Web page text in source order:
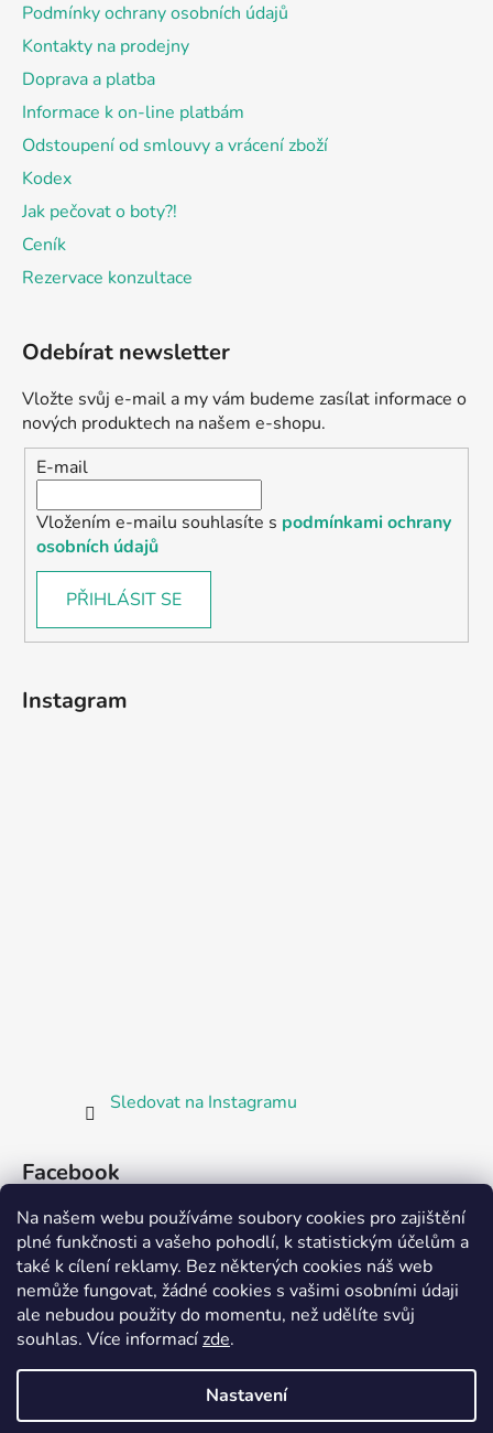
Na našem webu používáme soubory cookies pro zajištění
plné funkčnosti a vašeho pohodlí, k statistickým účelům a
také k cílení reklamy. Bez některých cookies náš web
nemůže fungovat, žádné cookies s vašimi osobními údaji
ale nebudou použity do momentu, než udělíte svůj
souhlas. Více informacízde.
Nastavení
Podmínky ochrany osobních údajů
Kontakty na prodejny
Doprava a platba
Informace k on-line platbám
Odstoupení od smlouvy a vrácení zboží
Kodex
Jak pečovat o boty?!
Ceník
Rezervace konzultace
Odebírat newsletter
Vložte svůj e-mail a my vám budeme zasílat informace o
nových produktech na našem e-shopu.
E-mail
Vložením e-mailu souhlasíte s podmínkami ochrany
osobních údajů
PŘIHLÁSIT SE
Instagram
Sledovat na Instagramu
Facebook
Partnerská prodejna Barefoot Plzeň